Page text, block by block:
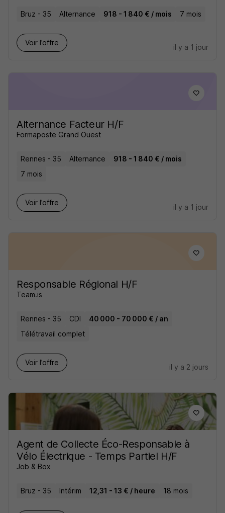
Bruz - 35 Alternance 918 - 1 840 € / mois 7 mois
Voir l’offre
il y a 1 jour
Alternance Facteur H/F
Formaposte Grand Ouest
Rennes - 35 Alternance
918 - 1 840 € / mois
7 mois
Voir l’offre
il y a 1 jour
Responsable Régional H/F
Team.is
Rennes - 35 CDI
40 000 - 70 000 € / an
Télétravail complet
Voir l’offre
il y a 2 jours
Agent de Collecte Éco-Responsable à
Vélo Électrique - Temps Partiel H/F
Job & Box
Bruz - 35 Intérim 12,31 - 13 € / heure 18 mois